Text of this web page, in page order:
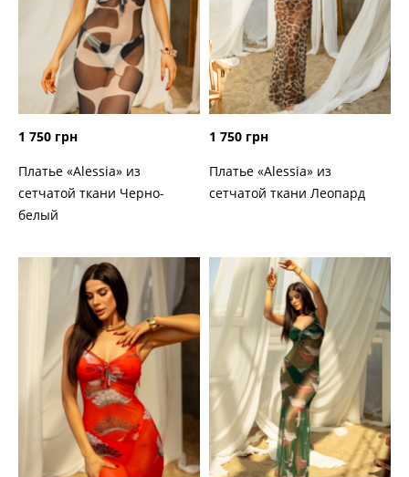
1 750 грн
Платье «Alessia» из
сетчатой ткани Черно-
белый
1 750 грн
Платье «Alessia» из
сетчатой ткани Леопард